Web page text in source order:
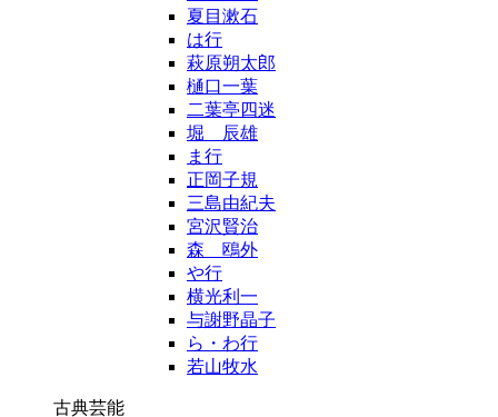
夏目漱石
は行
萩原朔太郎
樋口一葉
二葉亭四迷
堀 辰雄
ま行
正岡子規
三島由紀夫
宮沢賢治
森 鴎外
や行
横光利一
与謝野晶子
ら・わ行
若山牧水
古典芸能